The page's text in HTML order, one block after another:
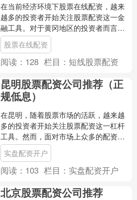
在当前经济环境下股票在线配资，越来
越多的投资者开始关注股票配资这一金
融工具。对于黄冈地区的投资者而言，
选择一家专业、安全、低门槛的配资公
司尤为重要。本文将为您详....
股票在线配资
阅读： 128 栏目： 短线股票配资
昆明股票配资公司推荐（正
规低息）
在昆明，随着股票市场的活跃，越来越
多的投资者开始关注股票配资这一杠杆
工具。然而，面对市场上众多的配资公
司，如何找到正规、低息的平台成为关
键。本文将从风险控制、合....
实盘配资开户
阅读： 103 栏目： 实盘配资开户
北京股票配资公司推荐